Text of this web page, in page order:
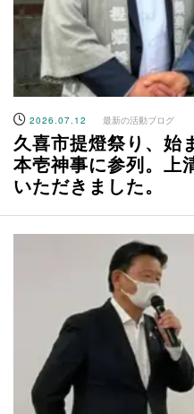
2026.07.12 最新の活動ブログ
久喜市提燈祭り、始
本壱神事に参列。上
いただきました。